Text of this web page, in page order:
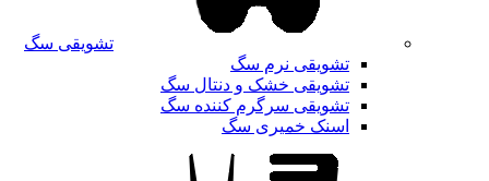
تشویقی سگ
تشویقی نرم سگ
تشویقی خشک و دنتال سگ
تشویقی سرگرم کننده سگ
اسنک خمیری سگ